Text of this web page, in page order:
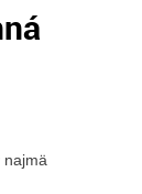
najmä